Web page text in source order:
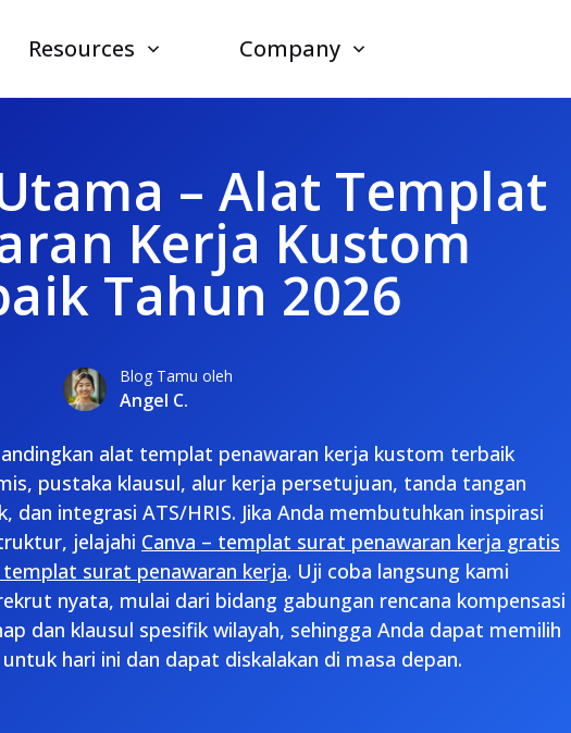
Resources Company
– Alat Templat
Kerja Kustom
Tahun 2026
Blog Tamu oleh
Angel C.
alat templat penawaran kerja kustom terbaik
pustaka klausul, alur kerja persetujuan, tanda tangan
dan integrasi ATS/HRIS. Jika Anda membutuhkan inspirasi
jelajahi Canva – templat surat penawaran kerja gratis
surat penawaran kerja. Uji coba langsung kami
nyata, mulai dari bidang gabungan rencana kompensasi
dan klausul spesifik wilayah, sehingga Anda dapat memilih
hari ini dan dapat diskalakan di masa depan.